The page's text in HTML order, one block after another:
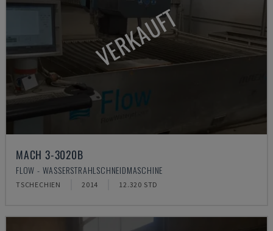
VERKAUFT
MACH 3-3020B
FLOW - WASSERSTRAHLSCHNEIDMASCHINE
TSCHECHIEN 2014 12.320 STD